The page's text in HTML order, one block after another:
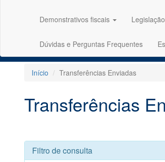
Demonstrativos fiscais Legislação
Dúvidas e Perguntas Frequentes
Início Transferências Enviadas
Transferências
Filtro de consulta